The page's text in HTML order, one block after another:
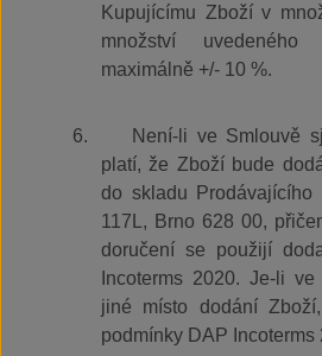
Kupujícímu Zboží v
množství
maximálně +/- 10 %.
6.
Není-li ve Smlouvě
platí, že Zboží bude
do skladu Prodávajícího
117L, Brno 628 00,
doručení se použijí
Incoterms 2020. Je-li
jiné místo dodání
podmínky DAP Incoterms